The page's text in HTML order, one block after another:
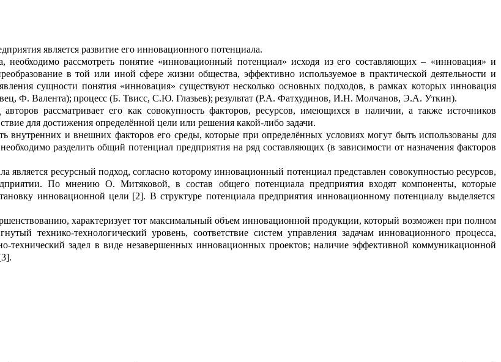
иятия является развитие его инновационного потенциала.
необходиморассмотреть понятие «инновационный потенциал»исходя из его составляющих – «инновация» и
азование в той или иной сфере жизни общества, эффективно используемое в практической деятельности и
сущности понятия «инновация»существуют несколько основных подходов, в рамках которых инновация
, Ф. Валента); процесс (Б. Твисс, С.Ю. Глазьев); результат (Р.А. Фатхудинов, И.Н. Молчанов, Э.А. Уткин).
авторов рассматривает его как совокупность факторов, ресурсов, имеющихся в наличии, а также источников
для достижения определённой цели или решения какой-либо задачи.
внутренних и внешних факторов его среды, которые при определённых условиях могут быть использованы для
разделить общий потенциал предприятия на ряд составляющих (в зависимости от назначения факторов
является ресурсный подход, согласно которому инновационный потенциал представлен совокупностью ресурсов,
По мнению О. Митяковой,в состав общего потенциала предприятиявходят компоненты, которые
инновационной цели [2]. В структуре потенциала предприятия инновационному потенциалу выделяется
твованию, характеризует тот максимальный объем инновационной продукции, который возможен при полном
технико-технологический уровень, соответствие систем управления задачам инновационного процесса,
технический задел в виде незавершенных инновационных проектов; наличие эффективной коммуникационной
.